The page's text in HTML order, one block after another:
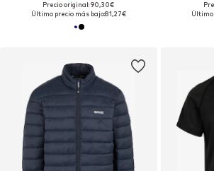
Precio original: 90,30€
Último precio más bajo:81,27€
Último